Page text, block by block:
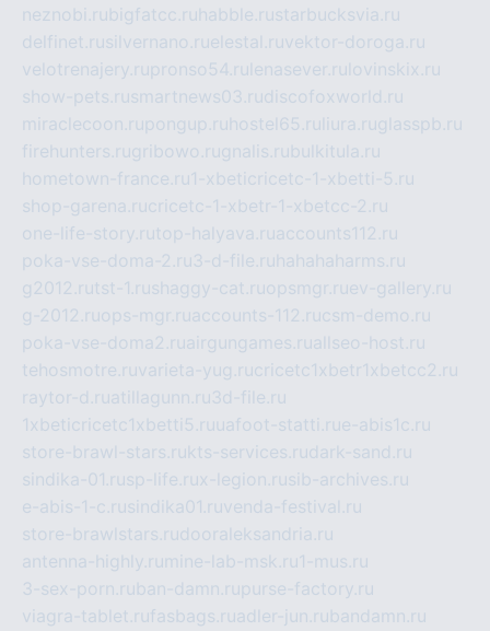
neznobi.rubigfatcc.ru habble.rustarbucksvia.ru
delfinet.rusilvernano.ruelestal.ruvektor-doroga.ru
velotrenajery.rupronso54.ru lenasever.ru lovinskix.ru
show-pets.rusmartnews03.rudiscofoxworld.ru
miraclecoon.rupongup.ru hostel65.ru liura.ruglasspb.ru
firehunters.rugribowo.rugnalis.rubulkitula.ru
hometown-france.ru1-xbeticricetc-1-xbetti-5.ru
shop-garena.rucricetc-1-xbetr-1-xbetcc-2.ru
one-life-story.rutop-halyava.ruaccounts112.ru
poka-vse-doma-2.ru3-d-file.ru hahahaharms.ru
g2012.rutst-1.rushaggy-cat.ruopsmgr.ruev-gallery.ru
g-2012.ruops-mgr.ruaccounts-112.rucsm-demo.ru
poka-vse-doma2.ruairgungames.ruallseo-host.ru
tehosmotre.ruvarieta-yug.rucricetc1xbetr1xbetcc2.ru
raytor-d.ruatillagunn.ru3d-file.ru
1xbeticricetc1xbetti5.ruuafoot-statti.rue-abis1c.ru
store-brawl-stars.rukts-services.rudark-sand.ru
sindika-01.rusp-life.rux-legion.rusib-archives.ru
e-abis-1-c.rusindika01.ruvenda-festival.ru
store-brawlstars.rudooraleksandria.ru
antenna-highly.ru mine-lab-msk.ru1-mus.ru
3-sex-porn.ruban-damn.rupurse-factory.ru
viagra-tablet.rufasbags.ruadler-jun.rubandamn.ru